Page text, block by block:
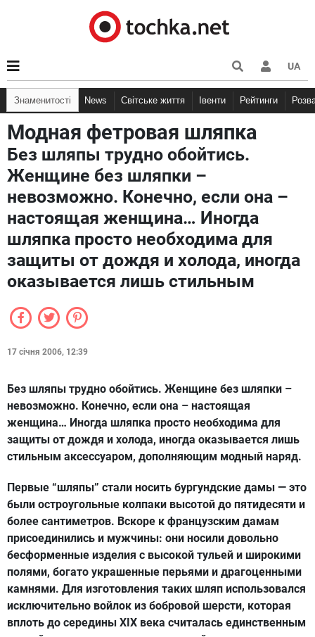
UA
Знаменитості News Світське життя Івенти Рейтинги
Модная фетровая шляпка
Без шляпы трудно обойтись.
Женщине без шляпки –
невозможно. Конечно, если она –
настоящая женщина… Иногда
шляпка просто необходима для
защиты от дождя и холода, иногда
оказывается лишь стильным
17 січня 2006, 12:39
Без шляпы трудно обойтись. Женщине без шляпки –
невозможно. Конечно, если она – настоящая
женщина… Иногда шляпка просто необходима для
защиты от дождя и холода, иногда оказывается лишь
стильным аксессуаром, дополняющим модный наряд.
Первые “шляпы” стали носить бургундские дамы — это
были остроугольные колпаки высотой до пятидесяти и
более сантиметров. Вскоре к французским дамам
присоединились и мужчины: они носили довольно
бесформенные изделия с высокой тульей и широкими
полями, богато украшенные перьями и драгоценными
камнями. Для изготовления таких шляп использовался
исключительно войлок из бобровой шерсти, которая
вплоть до середины XIX века считалась единственным